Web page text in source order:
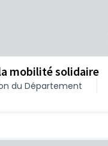
mobilité solidaire
du Département